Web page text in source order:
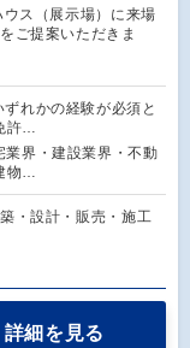
ウス（展示場）に来場
ご提案いただきま
れかの経験が必須と
許…
業界・建設業界・不動
物…
・設計・販売・施工
詳細を見る